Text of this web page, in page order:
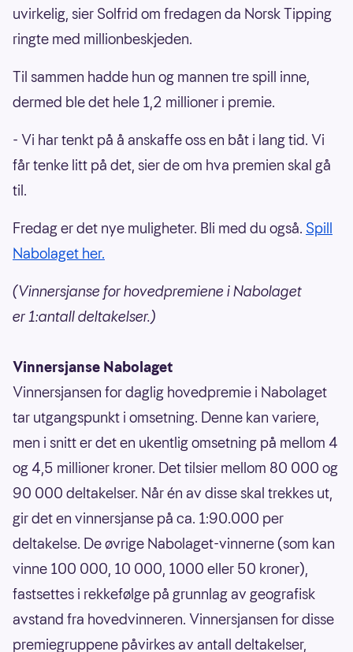
uvirkelig, sier Solfrid om fredagen da Norsk Tipping
ringte med millionbeskjeden.
Til sammen hadde hun og mannen tre spill inne,
dermed ble det hele 1,2 millioner i premie.
- Vi har tenkt på å anskaffe oss en båt i lang tid. Vi
får tenke litt på det, sier de om hva premien skal gå
til.
Fredag er det nye muligheter. Bli med du også. Spill
Nabolaget her.
(Vinnersjanse for hovedpremiene i Nabolaget
er 1:antall deltakelser.)
Vinnersjanse Nabolaget
Vinnersjansen for daglig hovedpremie i Nabolaget
tar utgangspunkt i omsetning. Denne kan variere,
men i snitt er det en ukentlig omsetning på mellom 4
og 4,5 millioner kroner. Det tilsier mellom 80 000 og
90 000 deltakelser. Når én av disse skal trekkes ut,
gir det en vinnersjanse på ca. 1:90.000 per
deltakelse. De øvrige Nabolaget-vinnerne (som kan
vinne 100 000, 10 000, 1000 eller 50 kroner),
fastsettes i rekkefølge på grunnlag av geografisk
avstand fra hovedvinneren. Vinnersjansen for disse
premiegruppene påvirkes av antall deltakelser,